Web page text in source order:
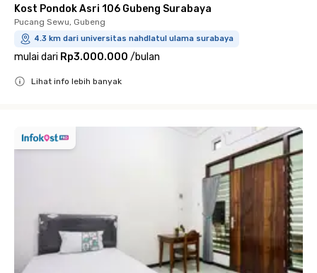
Kost Pondok Asri 106 Gubeng Surabaya
Pucang Sewu, Gubeng
4.3 km dari universitas nahdlatul ulama surabaya
mulai dari Rp3.000.000 /bulan
Lihat info lebih banyak